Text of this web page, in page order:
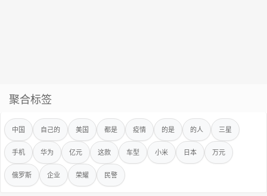
聚合标签
中国 自己的 美国 都是 疫情 的是 的人 三星
手机 华为 亿元 这款 车型 小米 日本 万元
俄罗斯 企业 荣耀 民警